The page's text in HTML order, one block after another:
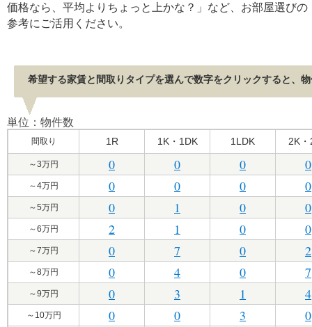
価格なら、平均よりちょっと上かな？」など、お部屋選びの
参考にご活用ください。
希望する家賃と間取りタイプを選んで数字をクリックすると、
単位：物件数
間取り 1R 1K・1DK 1LDK 2K・
～3万円 0 0 0 0
～4万円 0 0 0 0
～5万円 0 1 0 0
～6万円 2 1 0 0
～7万円 0 7 0 2
～8万円 0 4 0 7
～9万円 0 3 1 4
～10万円 0 0 3 0